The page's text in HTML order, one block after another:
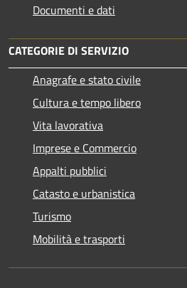
Documenti e dati
CATEGORIE DI SERVIZIO
Anagrafe e stato civile
Cultura e tempo libero
Vita lavorativa
Imprese e Commercio
Appalti pubblici
Catasto e urbanistica
Turismo
Mobilità e trasporti